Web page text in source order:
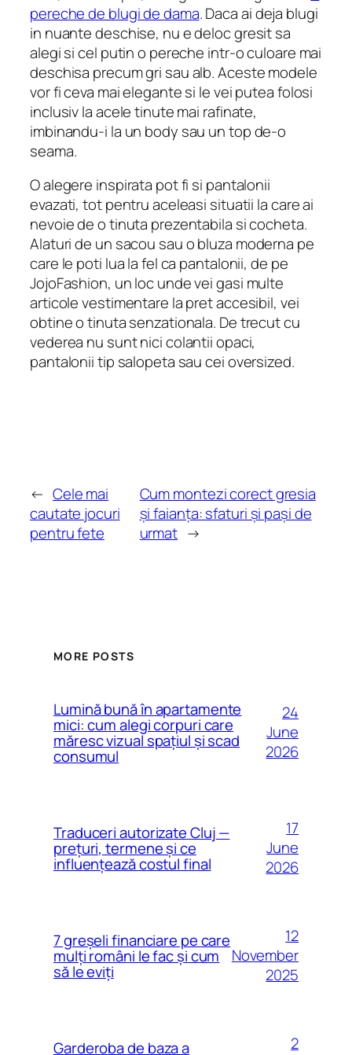
pereche de blugi de dama. Daca ai deja blugi
in nuante deschise, nu e deloc gresit sa
alegi si cel putin o pereche intr-o culoare mai
deschisa precum gri sau alb. Aceste modele
vor fi ceva mai elegante si le vei putea folosi
inclusiv la acele tinute mai rafinate,
imbinandu-i la un body sau un top de-o
seama.
O alegere inspirata pot fi si pantalonii
evazati, tot pentru aceleasi situatii la care ai
nevoie de o tinuta prezentabila si cocheta.
Alaturi de un sacou sau o bluza moderna pe
care le poti lua la fel ca pantalonii, de pe
JojoFashion, un loc unde vei gasi multe
articole vestimentare la pret accesibil, vei
obtine o tinuta senzationala. De trecut cu
vederea nu sunt nici colantii opaci,
pantalonii tip salopeta sau cei oversized.
← Cele mai
cautate jocuri
pentru fete
Cum montezi corect gresia
și faianța: sfaturi și pași de
urmat →
MORE POSTS
Lumină bună în apartamente
mici: cum alegi corpuri care
măresc vizual spațiul și scad
consumul
24
June
2026
Traduceri autorizate Cluj —
prețuri, termene și ce
influențează costul final
17
June
2026
7 greșeli financiare pe care
mulți români le fac și cum
să le eviți
12
November
2025
Garderoba de baza a
2